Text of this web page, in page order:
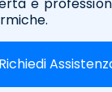
e
Richiedi